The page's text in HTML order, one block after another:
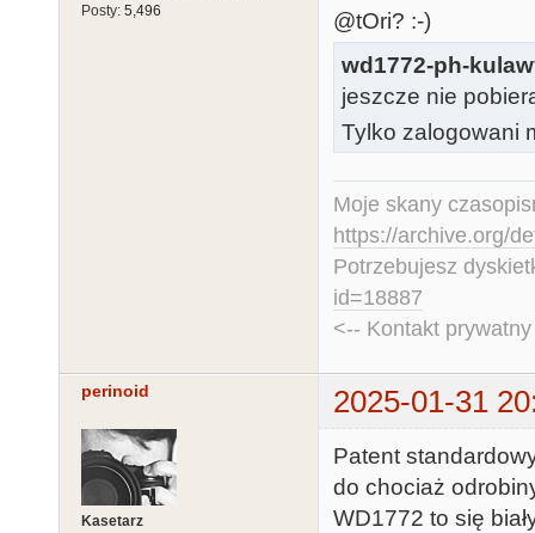
Posty: 5,496
@tOri? :-)
wd1772-ph-
jeszcze nie
Tylko zalogowani
Moje skany
https://archive.org/
Potrzebujesz
id=18887
<-- Kontakt
perinoid 2025-01-31
Kasetarz
Patent
do chociaż
WD1772 to się